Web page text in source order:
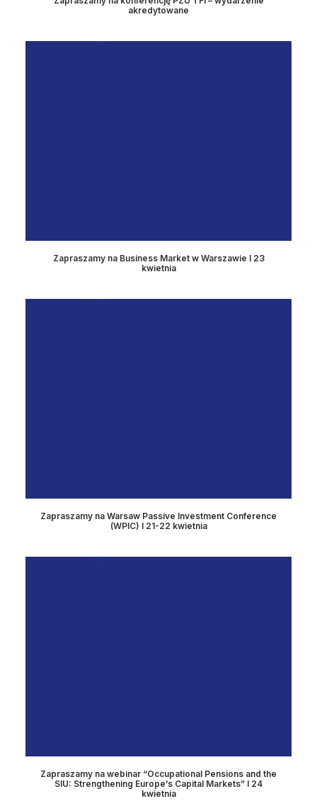
akredytowane
Zapraszamy na Business Market w Warszawie I 23
kwietnia
Zapraszamy na Warsaw Passive Investment Conference
(WPIC) I 21-22 kwietnia
Zapraszamy na webinar “Occupational Pensions and the
SIU: Strengthening Europe’s Capital Markets” I 24
kwietnia